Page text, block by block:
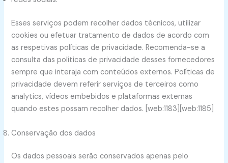
Esses serviços podem recolher dados técnicos, utilizar
cookies ou efetuar tratamento de dados de acordo com
as respetivas políticas de privacidade. Recomenda-se a
consulta das políticas de privacidade desses fornecedores
sempre que interaja com conteúdos externos. Políticas de
privacidade devem referir serviços de terceiros como
analytics, vídeos embebidos e plataformas externas
quando estes possam recolher dados. [web:1183][web:1185]
Conservação dos dados
Os dados pessoais serão conservados apenas pelo